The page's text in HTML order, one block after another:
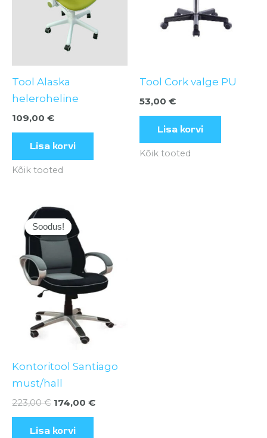
Tool Alaska
heleroheline
109,00 €
Lisa korvi
Kõik tooted
Tool Cork valge PU
53,00 €
Lisa korvi
Kõik tooted
Soodus!
Soodus!
Kontoritool Santiago
must/hall
223,00€
Algne
hind
oli:
223,00 €.
174,00 €
Lisa korvi